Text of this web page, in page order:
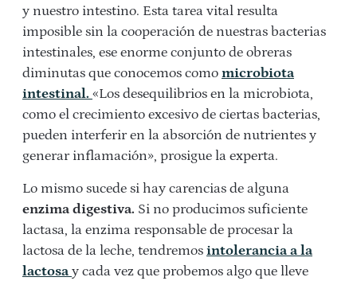
y nuestro intestino. Esta tarea vital resulta
imposible sin la cooperación de nuestras bacterias
intestinales, ese enorme conjunto de obreras
diminutas que conocemos como microbiota
intestinal. «Los desequilibrios en la microbiota,
como el crecimiento excesivo de ciertas bacterias,
pueden interferir en la absorción de nutrientes y
generar inflamación», prosigue la experta.
Lo mismo sucede si hay carencias de alguna
enzima digestiva. Si no producimos suficiente
lactasa, la enzima responsable de procesar la
lactosa de la leche, tendremos intolerancia a la
lactosa y cada vez que probemos algo que lleve